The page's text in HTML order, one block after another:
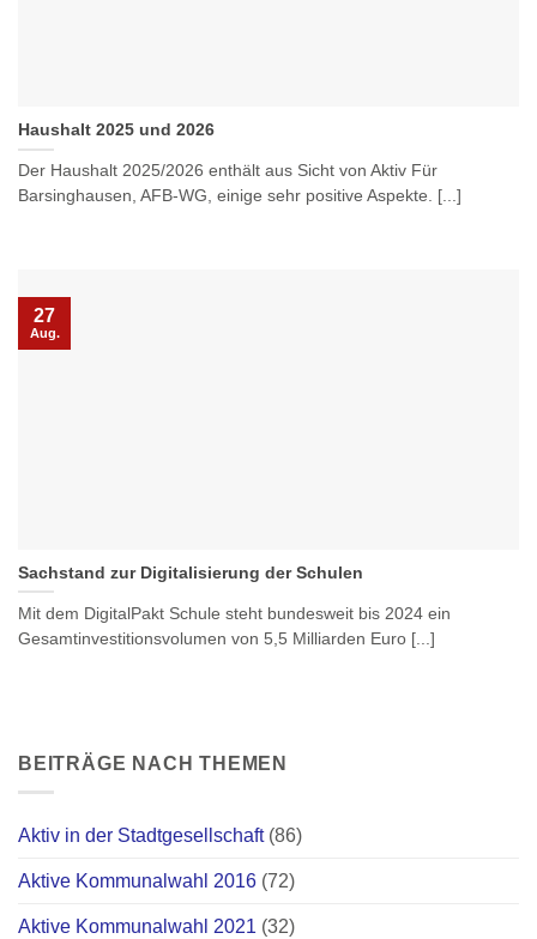
Haushalt 2025 und 2026
Der Haushalt 2025/2026 enthält aus Sicht von Aktiv Für
Barsinghausen, AFB-WG, einige sehr positive Aspekte. [...]
Sachstand zur Digitalisierung der Schulen
Mit dem DigitalPakt Schule steht bundesweit bis 2024 ein
Gesamtinvestitionsvolumen von 5,5 Milliarden Euro [...]
27
Aug.
BEITRÄGE NACH THEMEN
Aktiv in der Stadtgesellschaft(86)
Aktive Kommunalwahl 2016 (72)
Aktive Kommunalwahl 2021 (32)